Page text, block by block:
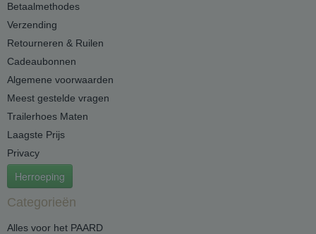
Betaalmethodes
Verzending
Retourneren & Ruilen
Cadeaubonnen
Algemene voorwaarden
Meest gestelde vragen
Trailerhoes Maten
Laagste Prijs
Privacy
Herroeping
Categorieën
Alles voor het PAARD